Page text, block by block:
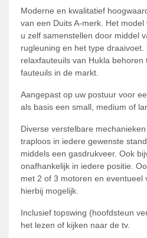
Moderne en kwalitatief
van een Duits A-merk. Het
u zelf samenstellen door middel
rugleuning en het type draaivoet.
relaxfauteuils van Hukla behoren
fauteuils in de markt.
Aangepast op uw postuur voor
als basis een small, medium of
Diverse verstelbare
traploos in iedere gewenste
middels een gasdrukveer. Ook
onafhankelijk in iedere positie.
met 2 of 3 motoren en eventueel
hierbij mogelijk.
Inclusief topswing (hoofdsteun
het lezen of kijken naar de tv.